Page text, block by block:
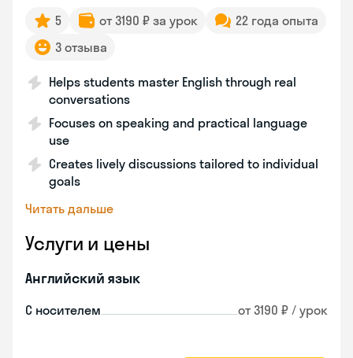
5 от 3190 ₽ за урок
22 года опыта
3 отзыва
Helps students master English through real
conversations
Focuses on speaking and practical language
use
Creates lively discussions tailored to individual
goals
Читать дальше
Услуги и цены
Английский язык
С носителем от 3190 ₽ / урок